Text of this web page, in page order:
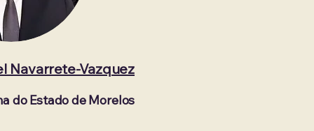
Navarrete-Vazquez
do Estado de Morelos